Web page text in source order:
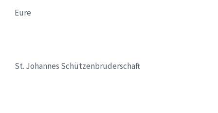
Eure
St. Johannes Schützenbruderschaft